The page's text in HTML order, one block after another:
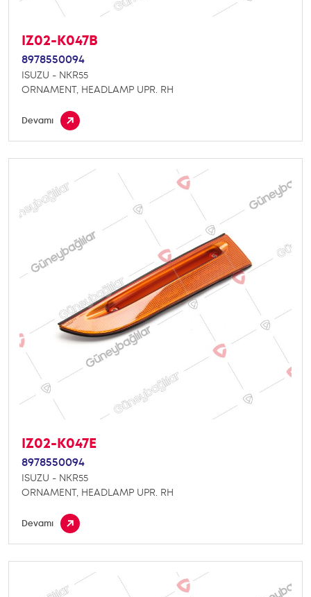
IZ02-K047B
8978550094
ISUZU - NKR55
ORNAMENT, HEADLAMP UPR. RH
Devamı
IZ02-K047E
8978550094
ISUZU - NKR55
ORNAMENT, HEADLAMP UPR. RH
Devamı